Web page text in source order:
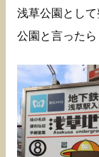
浅草公園とし
公園と言ったら